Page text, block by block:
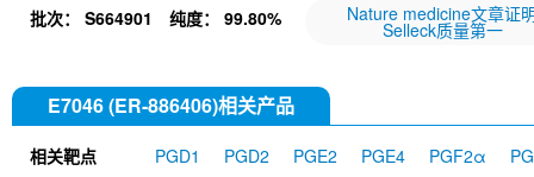
批次： S664901 纯度： 99.80% Nature medicine文章证
Selleck质量第一
E7046 (ER-886406)相关产品
相关靶点 PGD1 PGD2 PGE2 PGE4 PGF2α